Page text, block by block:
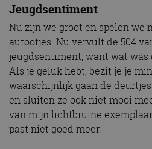
Jeugdsentiment
Nu zijn we groot en spelen
autootjes. Nu vervult de 504
jeugdsentiment, want wat
Als je geluk hebt, bezit je je
waarschijnlijk gaan de
en sluiten ze ook niet mooi
van mijn lichtbruine
past niet goed meer.